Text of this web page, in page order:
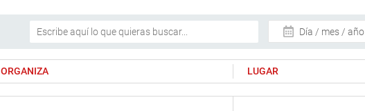
Día / mes / año
ORGANIZA LUGAR